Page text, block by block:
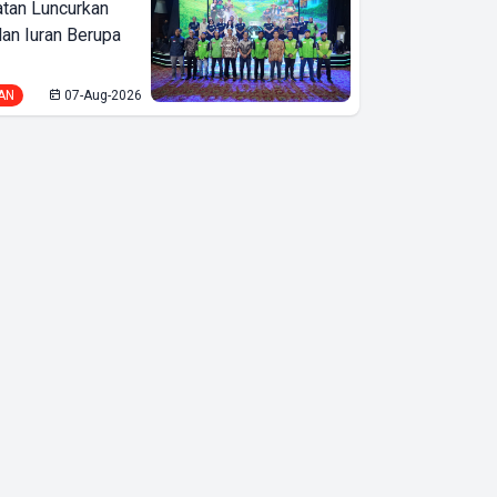
PTPN I
Regional 7
Segera Angkat
Luncurkan
Iuran Berupa
07-Aug-2026